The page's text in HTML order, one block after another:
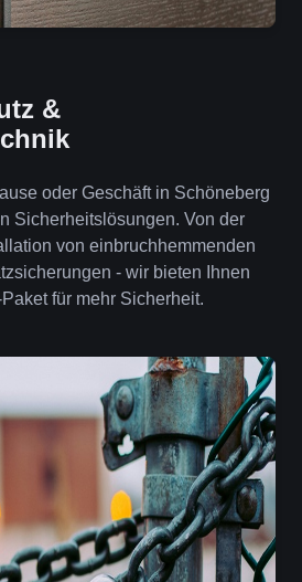
&
oder Geschäft in Schöneberg
Sicherheitslösungen. Von der
von einbruchhemmenden
- wir bieten Ihnen
für mehr Sicherheit.